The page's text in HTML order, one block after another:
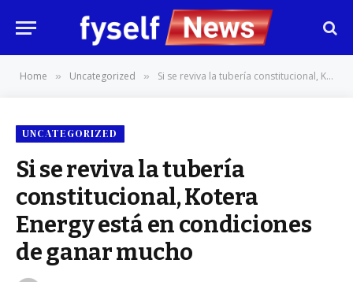
Home » Uncategorized » Si se reviva la tubería constitucional, Kotera Energy está en condiciones de ganar mucho
UNCATEGORIZED
Si se reviva la tubería
constitucional, Kotera
Energy está en condiciones
de ganar mucho